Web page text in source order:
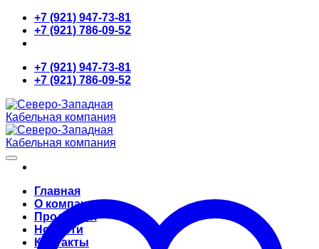
Skip
content
+7 (921) 947-73-81
+7 (921) 786-09-52
+7 (921) 947-73-81
+7 (921) 786-09-52
Главная
О компании
Продукция
Новости
Контакты